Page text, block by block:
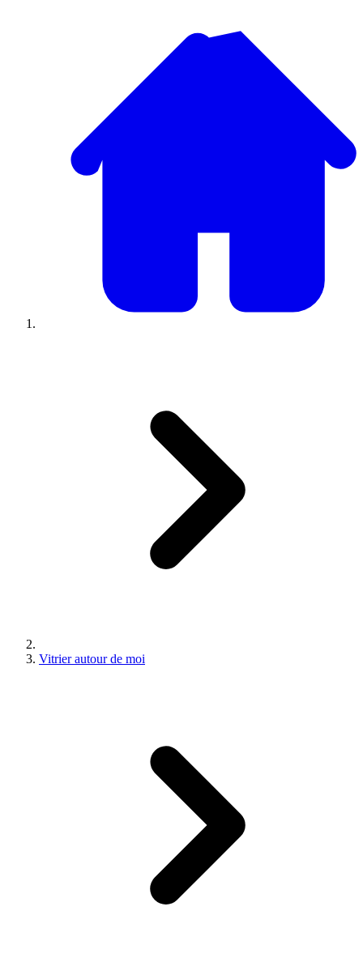
Vitrier autour de moi